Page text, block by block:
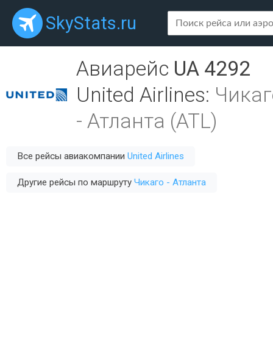
SkyStats.ru
Авиарейс UA 4292
United Airlines:
- Атланта (ATL)
Все рейсы авиакомпании United Airlines
Другие рейсы по маршруту Чикаго - Атланта